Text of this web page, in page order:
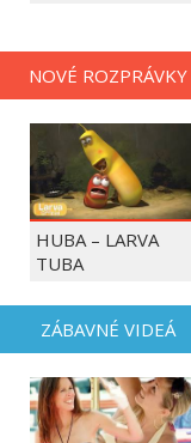
NOVÉ ROZPRÁVKY
HUBA – LARVA
TUBA
ZÁBAVNÉ VIDEÁ